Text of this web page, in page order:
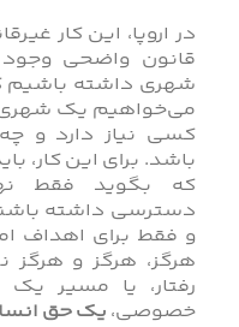
در اروپا، این کار
قانون واضحی
شهری داشته باشیم
می‌خواهیم یک شهری
کسی نیاز دارد و
باشد. برای این کار،
که بگوید فقط
دسترسی داشته
و فقط برای اهداف
هرگز، هرگز و هرگز
رفتار، یا مسیر یک
خصوصی، یک حق